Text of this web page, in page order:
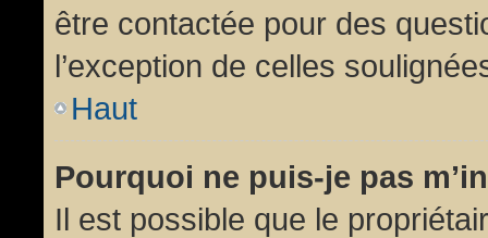
être contactée pour des
l’exception de celles
Haut
Pourquoi ne puis-je pas
Il est possible que le